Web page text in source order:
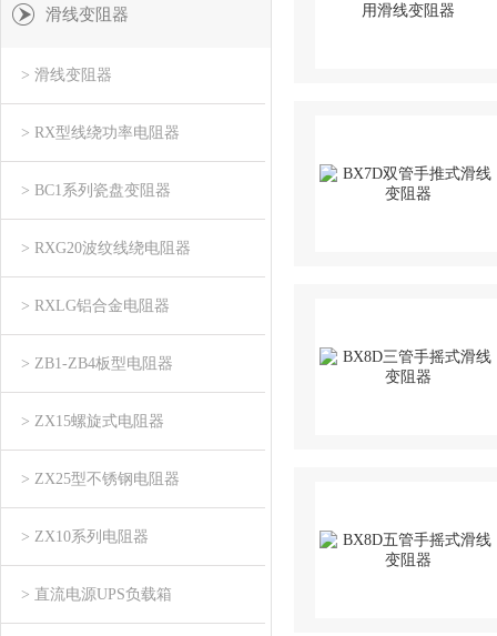
滑线变阻器
> 滑线变阻器
> RX型线绕功率电阻器
> BC1系列瓷盘变阻器
> RXG20波纹线绕电阻器
> RXLG铝合金电阻器
> ZB1-ZB4板型电阻器
> ZX15螺旋式电阻器
> ZX25型不锈钢电阻器
> ZX10系列电阻器
> 直流电源UPS负载箱